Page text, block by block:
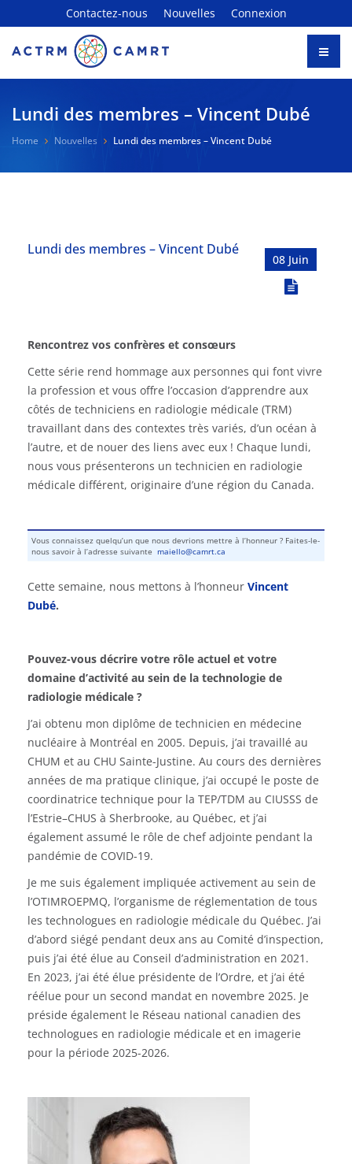
Contactez-nous Nouvelles Connexion
Lundi des membres – Vincent Dubé
Home Nouvelles Lundi des membres – Vincent Dubé
08 Juin
Lundi des membres – Vincent Dubé
Rencontrez vos confrères et consœurs
Cette série rend hommage aux personnes qui font vivre
la profession et vous offre l’occasion d’apprendre aux
côtés de techniciens en radiologie médicale (TRM)
travaillant dans des contextes très variés, d’un océan à
l’autre, et de nouer des liens avec eux ! Chaque lundi,
nous vous présenterons un technicien en radiologie
médicale différent, originaire d’une région du Canada.
Vous connaissez quelqu’un que nous devrions mettre à l’honneur ? Faites-le-
nous savoir à l’adresse suivante maiello@camrt.ca
Cette semaine, nous mettons à l’honneur Vincent
Dubé.
Pouvez-vous décrire votre rôle actuel et votre
domaine d’activité au sein de la technologie de
radiologie médicale ?
J’ai obtenu mon diplôme de technicien en médecine
nucléaire à Montréal en 2005. Depuis, j’ai travaillé au
CHUM et au CHU Sainte-Justine. Au cours des dernières
années de ma pratique clinique, j’ai occupé le poste de
coordinatrice technique pour la TEP/TDM au CIUSSS de
l’Estrie–CHUS à Sherbrooke, au Québec, et j’ai
également assumé le rôle de chef adjointe pendant la
pandémie de COVID-19.
Je me suis également impliquée activement au sein de
l’OTIMROEPMQ, l’organisme de réglementation de tous
les technologues en radiologie médicale du Québec. J’ai
d’abord siégé pendant deux ans au Comité d’inspection,
puis j’ai été élue au Conseil d’administration en 2021.
En 2023, j’ai été élue présidente de l’Ordre, et j’ai été
réélue pour un second mandat en novembre 2025. Je
préside également le Réseau national canadien des
technologues en radiologie médicale et en imagerie
pour la période 2025-2026.